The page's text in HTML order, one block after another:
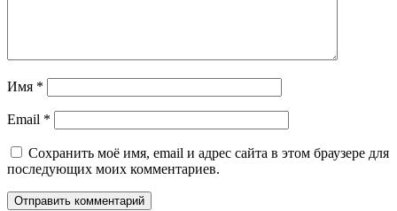
Имя *
Email *
Сохранить моё имя, email и адрес сайта в этом браузере для
последующих моих комментариев.